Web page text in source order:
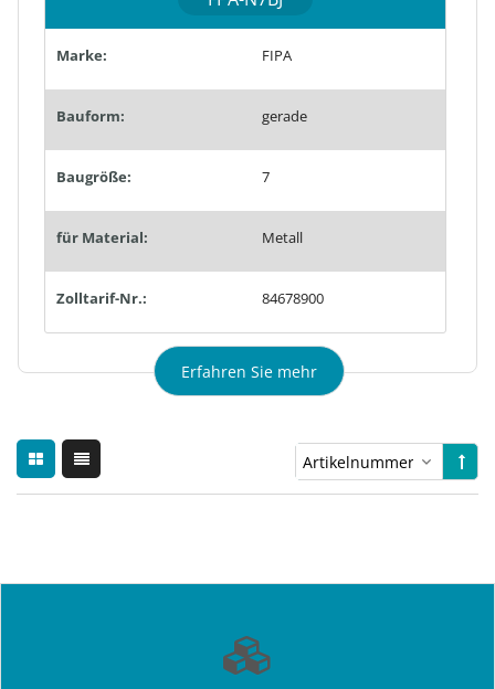
Marke: FIPA
Bauform: gerade
Baugröße: 7
für Material: Metall
Zolltarif-Nr.: 84678900
Erfahren Sie mehr